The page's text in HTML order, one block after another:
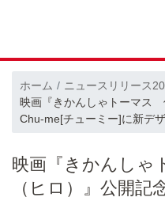
採用情報
ホーム ニュースリリース
映画『きかんしゃトーマス
Chu-me[チューミー]に新デ
映画『きかんし
（ヒロ）』公開記